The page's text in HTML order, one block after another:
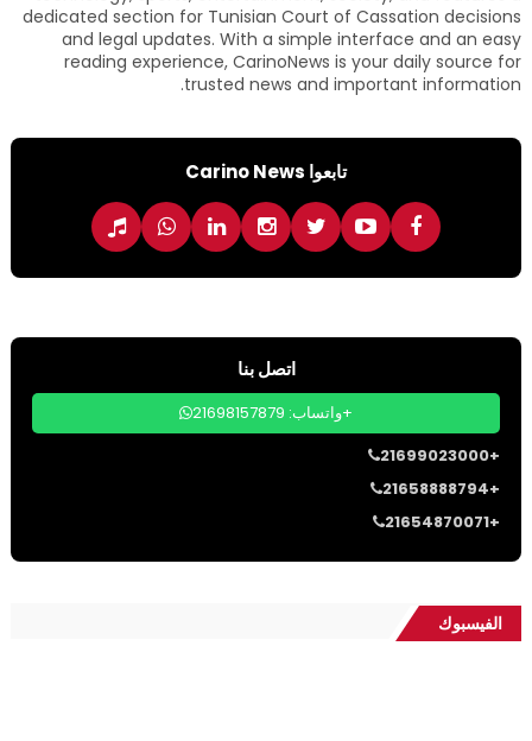
dedicated section for Tunisian Court of Cassation decisions
and legal updates. With a simple interface and an easy
reading experience, CarinoNews is your daily source for
trusted news and important information.
تابعوا Carino News
اتصل بنا
واتساب: 21698157879+
21699023000+
21658888794+
21654870071+
الفيسبوك